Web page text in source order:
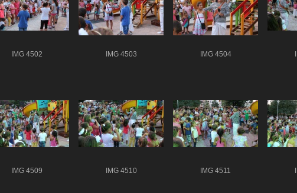
IMG 4502 IMG 4503 IMG 4504
IMG 4509 IMG 4510 IMG 4511